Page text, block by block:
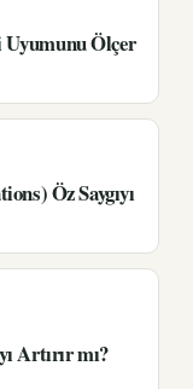
Ölçer
Öz Saygıyı
Artırır mı?